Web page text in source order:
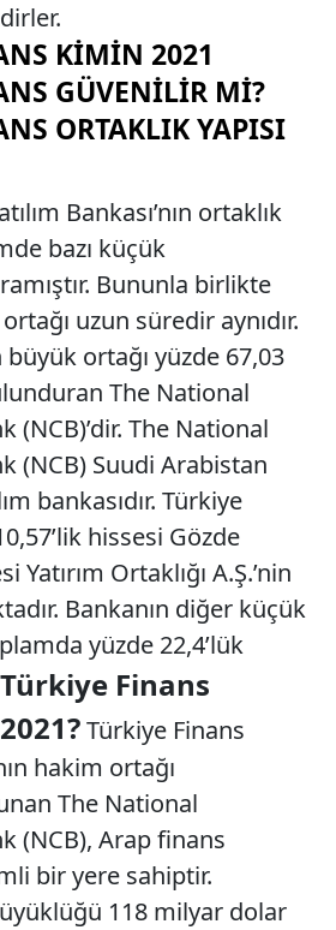
KIMIN 2021
GÜVENILIR MI?
ORTAKLIK YAPISI
Bankası’nın ortaklık
bazı küçük
Bununla birlikte
uzun süredir aynıdır.
büyük ortağı yüzde 67,03
The National
(NCB)’dir. The National
(NCB) Suudi Arabistan
bankasıdır. Türkiye
hissesi Gözde
Ortaklığı A.Ş.’nin
Bankanın diğer küçük
yüzde 22,4’lük
Türkiye Finans
Türkiye Finans
hakim ortağı
The National
(NCB), Arap finans
bir yere sahiptir.
118 milyar dolar